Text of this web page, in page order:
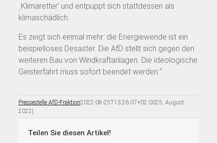
ˌKlimaretter’ und entpuppt sich stattdessen als
klimaschädlich.
Es zeigt sich einmal mehr: die Energiewende ist ein
beispielloses Desaster. Die AfD stellt sich gegen den
weiteren Bau von Windkraftanlagen. Die ideologische
Geisterfahrt muss sofort beendet werden.“
Pressestelle AfD-Fraktion2022-08-25T13:26:07+02:0025. August
2022 |
Teilen Sie diesen Artikel!